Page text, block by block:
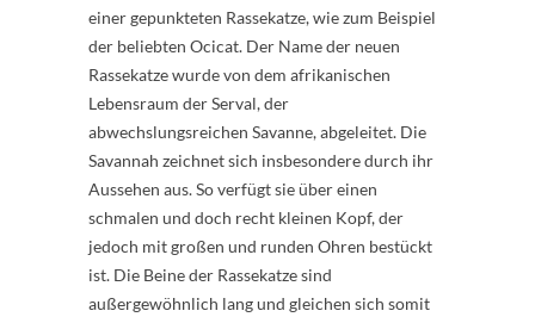
einer gepunkteten Rassekatze, wie zum Beispiel
der beliebten Ocicat. Der Name der neuen
Rassekatze wurde von dem afrikanischen
Lebensraum der Serval, der
abwechslungsreichen Savanne, abgeleitet. Die
Savannah zeichnet sich insbesondere durch ihr
Aussehen aus. So verfügt sie über einen
schmalen und doch recht kleinen Kopf, der
jedoch mit großen und runden Ohren bestückt
ist. Die Beine der Rassekatze sind
außergewöhnlich lang und gleichen sich somit